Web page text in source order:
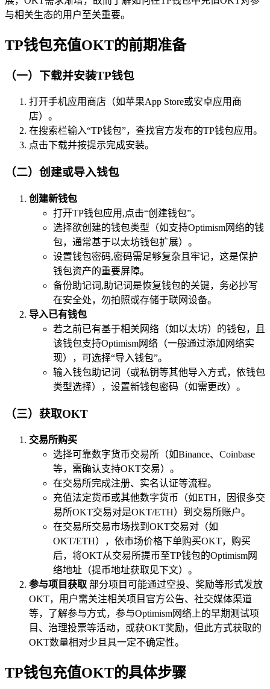
与相关生态的用户至关重要。
TP钱包充值OKT的前期准备
（一）下载并安装TP钱包
打开手机应用商店（如苹果App Store或安卓应用商
店）。
在搜索栏输入“TP钱包”，查找官方发布的TP钱包应用。
点击下载并按提示完成安装。
（二）创建或导入钱包
创建新钱包
打开TP钱包应用,点击“创建钱包”。
选择欲创建的钱包类型（如支持Optimism网络的钱
包，通常基于以太坊钱包扩展）。
设置钱包密码,密码需足够复杂且牢记，这是保护
钱包资产的重要屏障。
备份助记词,助记词是恢复钱包的关键，务必抄写
在安全处，勿拍照或存储于联网设备。
导入已有钱包
若之前已有基于相关网络（如以太坊）的钱包，且
该钱包支持Optimism网络（一般通过添加网络实
现），可选择“导入钱包”。
输入钱包助记词（或私钥等其他导入方式，依钱包
类型选择），设置新钱包密码（如需更改）。
（三）获取OKT
交易所购买
选择可靠数字货币交易所（如Binance、Coinbase
等，需确认支持OKT交易）。
在交易所完成注册、实名认证等流程。
充值法定货币或其他数字货币（如ETH，因很多交
易所OKT交易对是OKT/ETH）到交易所账户。
在交易所交易市场找到OKT交易对（如
OKT/ETH），依市场价格下单购买OKT，购买
后，将OKT从交易所提币至TP钱包的Optimism网
络地址（提币地址获取见下文）。
参与项目获取 部分项目可能通过空投、奖励等形式发放
OKT，用户需关注相关项目官方公告、社交媒体渠道
等，了解参与方式，参与Optimism网络上的早期测试项
目、治理投票等活动，或获OKT奖励，但此方式获取的
OKT数量相对少且具一定不确定性。
TP钱包充值OKT的具体步骤